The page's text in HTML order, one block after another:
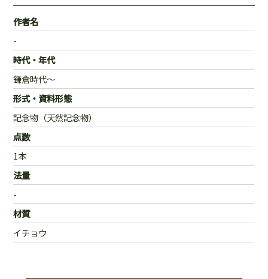
作者名
-
時代・年代
鎌倉時代～
形式・資料形態
記念物（天然記念物）
点数
1本
法量
-
材質
イチョウ